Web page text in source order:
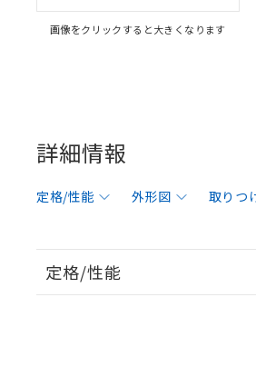
画像をクリックすると大きくなります
詳細情報
定格/性能 外形図 取りつ
定格/性能